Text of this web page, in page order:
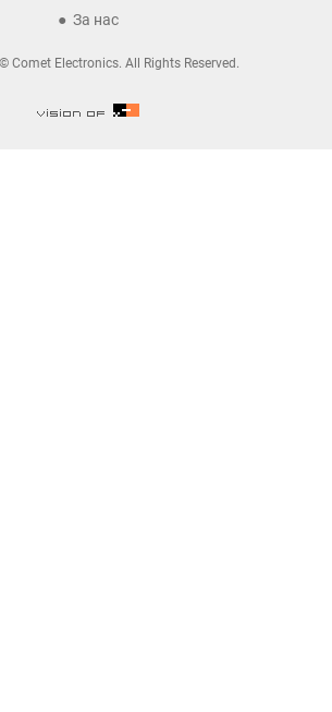
За нас
Comet Electronics. All Rights Reserved.